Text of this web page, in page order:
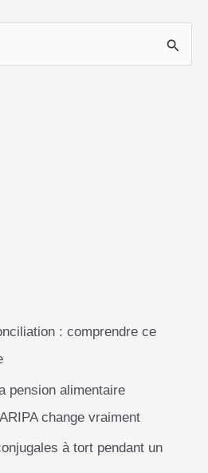
: comprendre ce
pension alimentaire
change vraiment
à tort pendant un